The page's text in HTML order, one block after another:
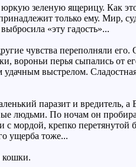
зеленую ящерицу. Как это
только ему. Мир,
«эту гадость»...
чувства переполняли
вороньи перья сыпались от
удачным выстрелом.
паразит и
людьми. По ночам он
мордой, крепко перетянутой
ущерба тоже...
кошки.